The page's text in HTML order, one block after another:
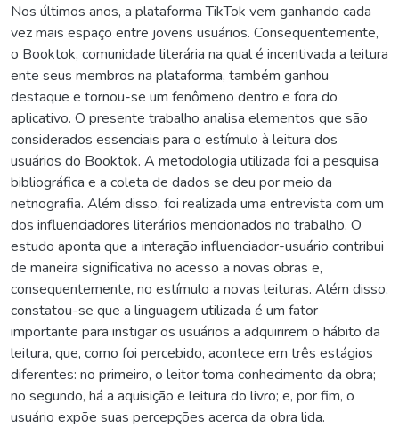
Nos últimos anos, a plataforma TikTok vem ganhando cada
vez mais espaço entre jovens usuários. Consequentemente,
o Booktok, comunidade literária na qual é incentivada a leitura
ente seus membros na plataforma, também ganhou
destaque e tornou-se um fenômeno dentro e fora do
aplicativo. O presente trabalho analisa elementos que são
considerados essenciais para o estímulo à leitura dos
usuários do Booktok. A metodologia utilizada foi a pesquisa
bibliográfica e a coleta de dados se deu por meio da
netnografia. Além disso, foi realizada uma entrevista com um
dos influenciadores literários mencionados no trabalho. O
estudo aponta que a interação influenciador-usuário contribui
de maneira significativa no acesso a novas obras e,
consequentemente, no estímulo a novas leituras. Além disso,
constatou-se que a linguagem utilizada é um fator
importante para instigar os usuários a adquirirem o hábito da
leitura, que, como foi percebido, acontece em três estágios
diferentes: no primeiro, o leitor toma conhecimento da obra;
no segundo, há a aquisição e leitura do livro; e, por fim, o
usuário expõe suas percepções acerca da obra lida.